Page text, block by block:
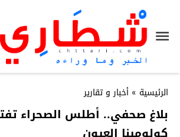
الرئيسية » أخبار و تقارير
بلاغ صحفي.. أطلس الصحراء